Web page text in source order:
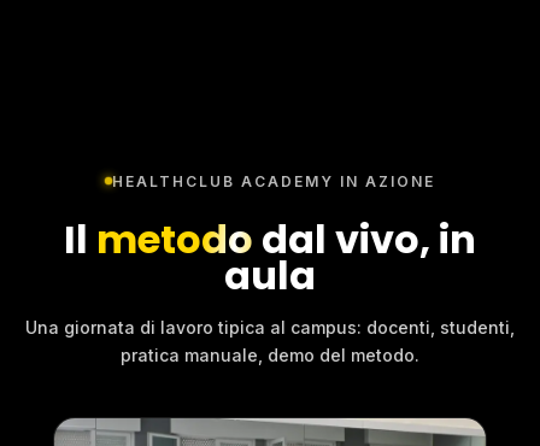
HEALTHCLUB ACADEMY IN AZIONE
Il metodo dal vivo, in
aula
Una giornata di lavoro tipica al campus: docenti, studenti,
pratica manuale, demo del metodo.